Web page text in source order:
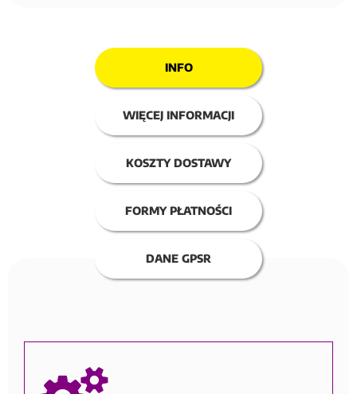
INFO
WIĘCEJ INFORMACJI
KOSZTY DOSTAWY
FORMY PŁATNOŚCI
DANE GPSR